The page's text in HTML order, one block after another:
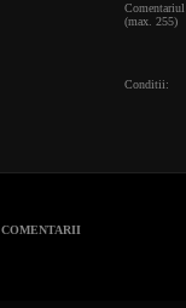
(max. 255)
Conditii:
COMENTARII